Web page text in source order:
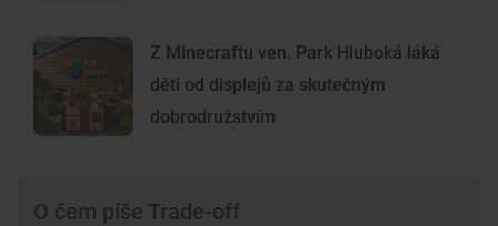
Z Minecraftu ven. Park Hluboká láká
děti od displejů za skutečným
dobrodružstvím
O čem píše Trade-off